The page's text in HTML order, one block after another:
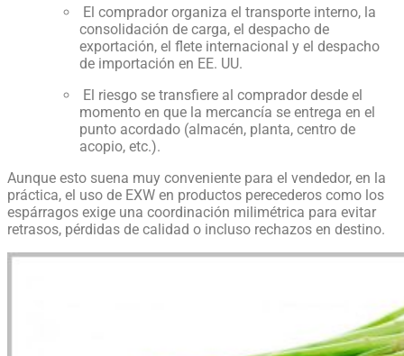
El comprador organiza el transporte interno, la
consolidación de carga, el despacho de
exportación, el flete internacional y el despacho
de importación en EE. UU.
El riesgo se transfiere al comprador desde el
momento en que la mercancía se entrega en el
punto acordado (almacén, planta, centro de
acopio, etc.).
Aunque esto suena muy conveniente para el vendedor, en la
práctica, el uso de EXW en productos perecederos como los
espárragos exige una coordinación milimétrica para evitar
retrasos, pérdidas de calidad o incluso rechazos en destino.